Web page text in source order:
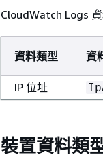
CloudWatch Logs
資料類型 資
IP 位址
裝置資料類